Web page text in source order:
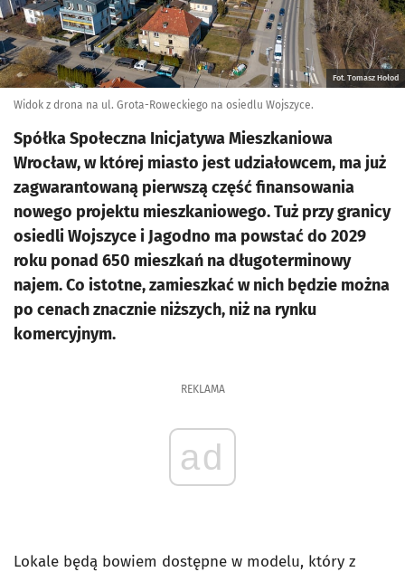
Fot. Tomasz Hołod
Widok z drona na ul. Grota-Roweckiego na osiedlu Wojszyce.
Spółka Społeczna Inicjatywa Mieszkaniowa
Wrocław, w której miasto jest udziałowcem, ma już
zagwarantowaną pierwszą część finansowania
nowego projektu mieszkaniowego. Tuż przy granicy
osiedli Wojszyce i Jagodno ma powstać do 2029
roku ponad 650 mieszkań na długoterminowy
najem. Co istotne, zamieszkać w nich będzie można
po cenach znacznie niższych, niż na rynku
komercyjnym.
REKLAMA
ad
Lokale będą bowiem dostępne w modelu, który z